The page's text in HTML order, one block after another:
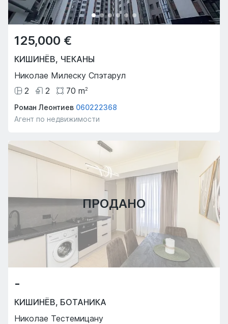
125,000 €
КИШИНЁВ, ЧЕКАНЫ
Николае Милеску Спэтарул
2
2 70 m2
Роман Леонтиев 060222368
Агент по недвижимости
ПРОДАНО
-
КИШИНЁВ, БОТАНИКА
Николае Тестемицану